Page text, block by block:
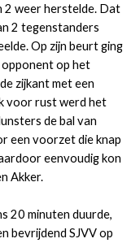
2 weer herstelde. Dat
2 tegenstanders
Op zijn beurt ging
opponent op het
zijkant met een
voor rust werd het
de bal van
een voorzet die knap
eenvoudig kon
Akker.
20 minuten duurde,
bevrijdend SJVV op